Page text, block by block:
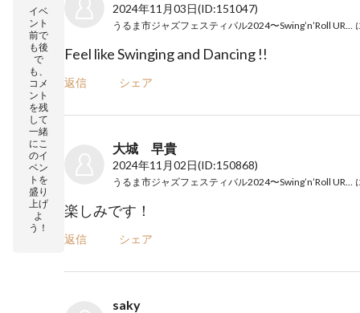
イベ
ント
前で
も後
で
も、
コメ
ント
を残
して
一緒
にこ
のイ
ベン
トを
盛り
上げ
よ
う！
2024年11月03日(ID:151047)
Feel like Swinging and Dancing !!
返信 シェア
大城 早貴
2024年11月02日(ID:150868)
楽しみです！
返信 シェア
saky